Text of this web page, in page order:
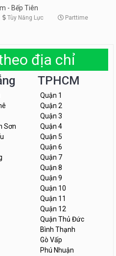
- Bếp Tiên
Tùy Năng Lực Parttime
địa chỉ
Sơn
TPHCM
Quận 1
Quận 2
Quận 3
Quận 4
Quận 5
Quận 6
Quận 7
Quận 8
Quận 9
Quận 10
Quận 11
Quận 12
Quận Thủ Đức
Bình Thạnh
Gò Vấp
Phú Nhuận